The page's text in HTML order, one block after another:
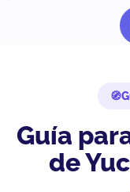
Guía
de